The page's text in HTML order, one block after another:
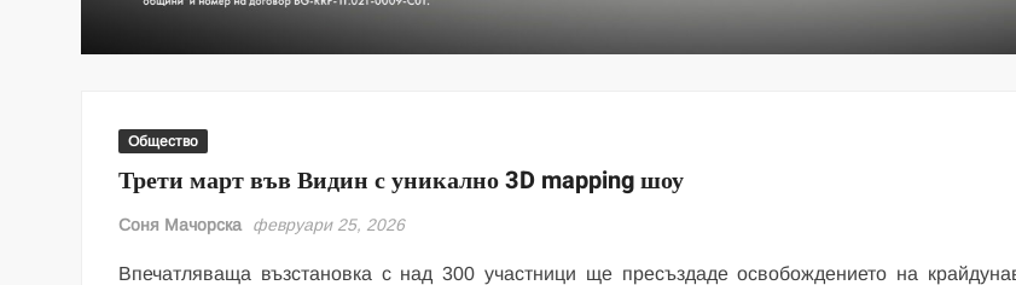
Общество
Трети март във Видин с уникално 3D mapping шоу
Соня Мачорска февруари 25, 2026
Впечатляваща възстановка с над 300 участници ще пресъздаде освобождението на